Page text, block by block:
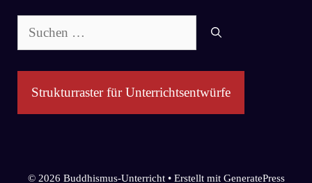
Suchen
nach:
Strukturraster für Unterrichtsentwürfe
© 2026 Buddhismus-Unterricht• Erstellt mit GeneratePress